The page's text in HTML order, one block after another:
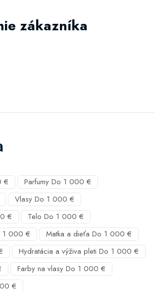
zákazníka
€
Parfumy Do 1 000 €
Vlasy Do 1 000 €
€
Telo Do 1 000 €
1 000 €
Matka a dieťa Do 1 000 €
Hydratácia a výživa pleti Do 1 000 €
Farby na vlasy Do 1 000 €
€